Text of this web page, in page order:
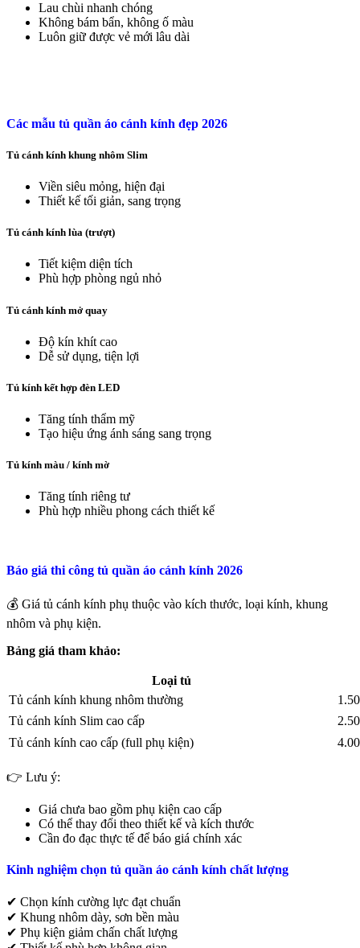
Lau chùi nhanh chóng
Không bám bẩn, không ố màu
Luôn giữ được vẻ mới lâu dài
Các mẫu tủ quần áo cánh kính đẹp 2026
Tủ cánh kính khung nhôm Slim
Viền siêu mỏng, hiện đại
Thiết kế tối giản, sang trọng
Tủ cánh kính lùa (trượt)
Tiết kiệm diện tích
Phù hợp phòng ngủ nhỏ
Tủ cánh kính mở quay
Độ kín khít cao
Dễ sử dụng, tiện lợi
Tủ kính kết hợp đèn LED
Tăng tính thẩm mỹ
Tạo hiệu ứng ánh sáng sang trọng
Tủ kính màu / kính mờ
Tăng tính riêng tư
Phù hợp nhiều phong cách thiết kế
Báo giá thi công tủ quần áo cánh kính 2026
💰 Giá tủ cánh kính phụ thuộc vào kích thước, loại kính, khung
nhôm và phụ kiện.
Bảng giá tham khảo:
Loại tủ
Tủ cánh kính khung nhôm thường
Tủ cánh kính Slim cao cấp
Tủ cánh kính cao cấp (full phụ kiện)
👉 Lưu ý:
Giá chưa bao gồm phụ kiện cao cấp
Có thể thay đổi theo thiết kế và kích thước
Cần đo đạc thực tế để báo giá chính xác
Kinh nghiệm chọn tủ quần áo cánh kính chất lượng
✔ Chọn kính cường lực đạt chuẩn
✔ Khung nhôm dày, sơn bền màu
✔ Phụ kiện giảm chấn chất lượng